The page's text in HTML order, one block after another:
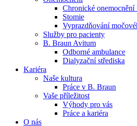
Chronické onemocnění
Stomie
Vyprazdňování
Služby pro pacienty
B. Braun Avitum
Odborné ambulance
Dialyzační střediska
Kariéra
Naše kultura
Práce v B. Braun
Vaše příležitost​
Výhody pro vás
Práce a kariéra
O nás